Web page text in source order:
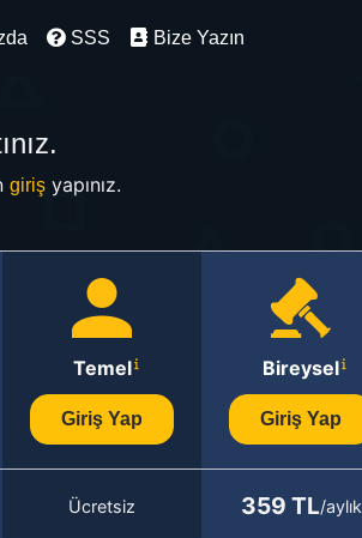
SSS Bize Yazın
girişyapınız.
Temel
Giriş Yap
Bireysel
Giriş Yap
Ücretsiz 359 TL/aylık